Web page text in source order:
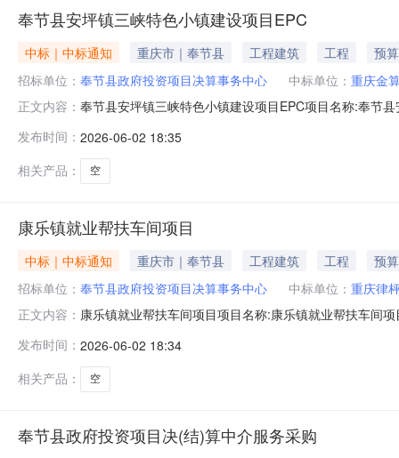
奉节县安坪镇三峡特色小镇建设项目EPC
中标｜中标通知 重庆市｜奉节县 工程建筑 工程
预
招标单位： 奉节县政府投资项目决算事务中心 中标单位： 重庆金
正文内容： 奉节县安坪镇三峡特色小镇建设项目EPC项目名称:奉节
2809:00:00选取方式:择优+直选中选机构名称:重庆金算
发布时间： 2026-06-02 18:35
相关产品：
空
康乐镇就业帮扶车间项目
中标｜中标通知 重庆市｜奉节县 工程建筑 工程
预
招标单位： 奉节县政府投资项目决算事务中心 中标单位： 重庆律
正文内容： 康乐镇就业帮扶车间项目项目名称:康乐镇就业帮扶车间
会计师事务所（普通合伙）中选机构联系地址:重庆市奉
发布时间： 2026-06-02 18:34
相关产品：
空
奉节县政府投资项目决(结)算中介服务采购